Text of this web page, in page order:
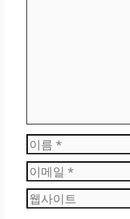
이
름
이
메
일
웹
사